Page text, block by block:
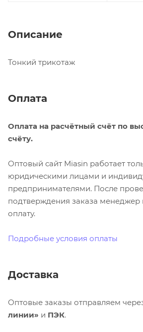
Описание
Тонкий трикотаж
Оплата
Оплата на расчётный счёт по
счёту.
Оптовый сайт Miasin работает
юридическими лицами и
предпринимателями. После
подтверждения заказа менеджер
оплату.
Подробные условия оплаты
Доставка
Оптовые заказы отправляем
линии» и ПЭК.